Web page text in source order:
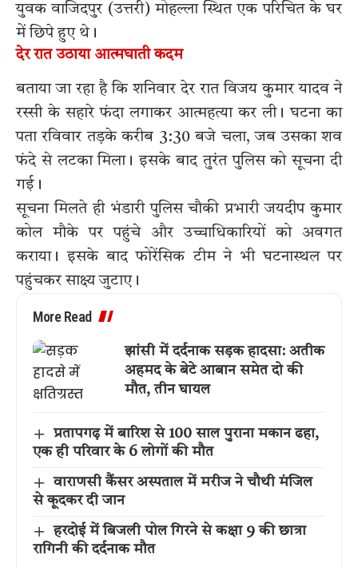
युवक वाजिदपुर (उत्तरी) मोहल्ला स्थित एक परिचित के घर
में छिपे हुए थे।
देर रात उठाया आत्मघाती कदम
बताया जा रहा है कि शनिवार देर रात विजय कुमार यादव ने
रस्सी के सहारे फंदा लगाकर आत्महत्या कर ली। घटना का
पता रविवार तड़के करीब 3:30 बजे चला, जब उसका शव
फंदे से लटका मिला। इसके बाद तुरंत पुलिस को सूचना दी
गई।
सूचना मिलते ही भंडारी पुलिस चौकी प्रभारी जयदीप कुमार
कोल मौके पर पहुंचे और उच्चाधिकारियों को अवगत
कराया। इसके बाद फोरेंसिक टीम ने भी घटनास्थल पर
पहुंचकर साक्ष्य जुटाए।
More Read
झांसी में दर्दनाक सड़क हादसा: अतीक
अहमद के बेटे आबान समेत दो की
मौत, तीन घायल
प्रतापगढ़ में बारिश से 100 साल पुराना मकान ढहा,
एक ही परिवार के 6 लोगों की मौत
वाराणसी कैंसर अस्पताल में मरीज ने चौथी मंजिल
से कूदकर दी जान
हरदोई में बिजली पोल गिरने से कक्षा 9 की छात्रा
रागिनी की दर्दनाक मौत